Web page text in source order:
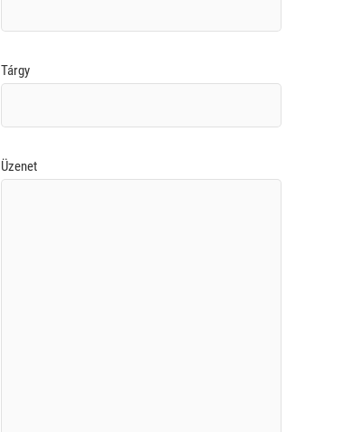
Tárgy
Üzenet